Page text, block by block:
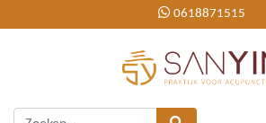
0618871515